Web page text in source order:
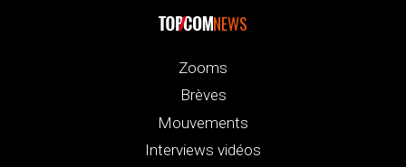
NEWS
Zooms
Brèves
Mouvements
Interviews vidéos